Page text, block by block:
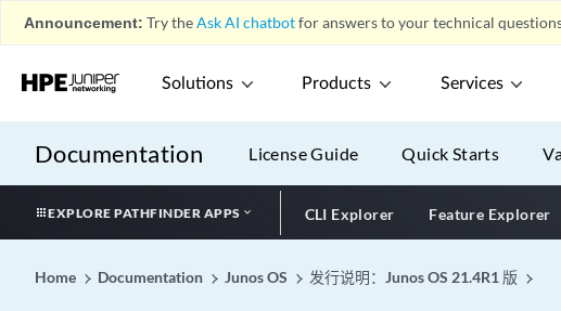
Announcement: Try theAsk AI chatbotfor answers to your technical
Solutions Products Services
Documentation License Guide Quick Starts
EXPLORE PATHFINDER APPS CLI Explorer Feature Explorer
Home Documentation Junos OS 发行说明：Junos OS 21.4R1 版